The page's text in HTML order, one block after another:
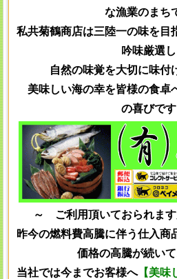
な漁業のまち
私共菊鶴商店は三陸一の味を目
吟味厳選し
自然の味覚を大切に味付
美味しい海の幸を皆様の食卓
の喜びです
～ ご利用頂いておられま
昨今の燃料費高騰に伴う仕入商
価格の高騰が続いて
当社では今までお客様へ【美味